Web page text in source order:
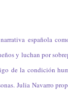
española
y luchan por
de la condición
Julia Navarro